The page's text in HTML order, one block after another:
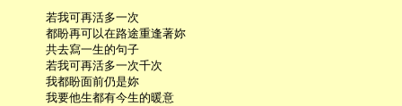
     若我可再活多一次
     都盼再可以在路途重逢著妳
     共去寫一生的句子
     若我可再活多一次千次
     我都盼面前仍是妳
     我要他生都有今生的暖意